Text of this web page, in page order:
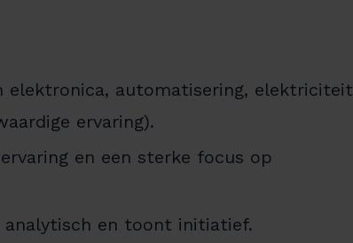
elektronica, automatisering, elektriciteit
ervaring).
en een sterke focus op
en toont initiatief.